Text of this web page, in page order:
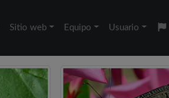
Sitio web Equipo Usuario